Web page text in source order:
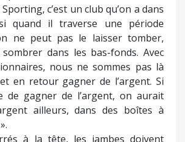
c’est un club qu’on a dans
quand il traverse une période
ne peut pas le laisser tomber,
dans les bas-fonds. Avec
nous ne sommes pas là
en retour gagner de l’argent. Si
de gagner de l’argent, on aurait
ailleurs, dans des boîtes à
à la tête, les jambes doivent